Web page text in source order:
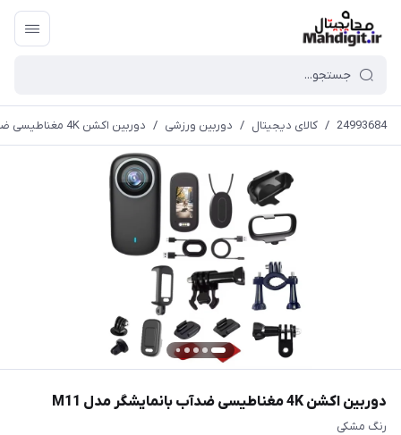
24993684
/ کالای دیجیتال / دوربین ورزشی / دوربین اکشن 4K مغناطیسی ضدآب بانمایشگر مدل M11
دوربین اکشن 4K مغناطیسی ضدآب بانمایشگر مدل M11
رنگ مشکی